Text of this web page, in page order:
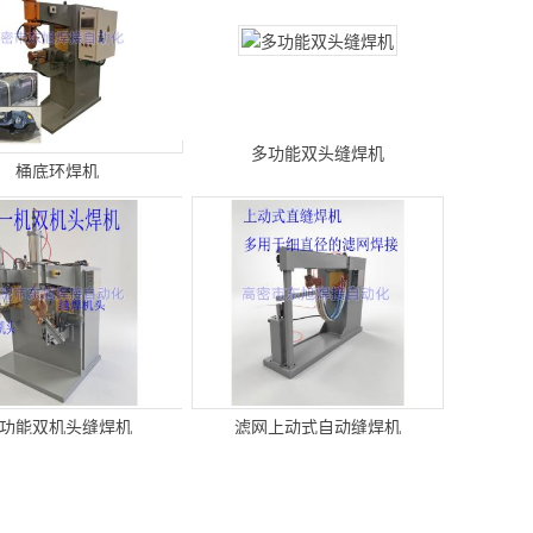
桶底环焊机
多功能双头缝焊机
能双机头缝焊机 滤网上动式自动缝焊机